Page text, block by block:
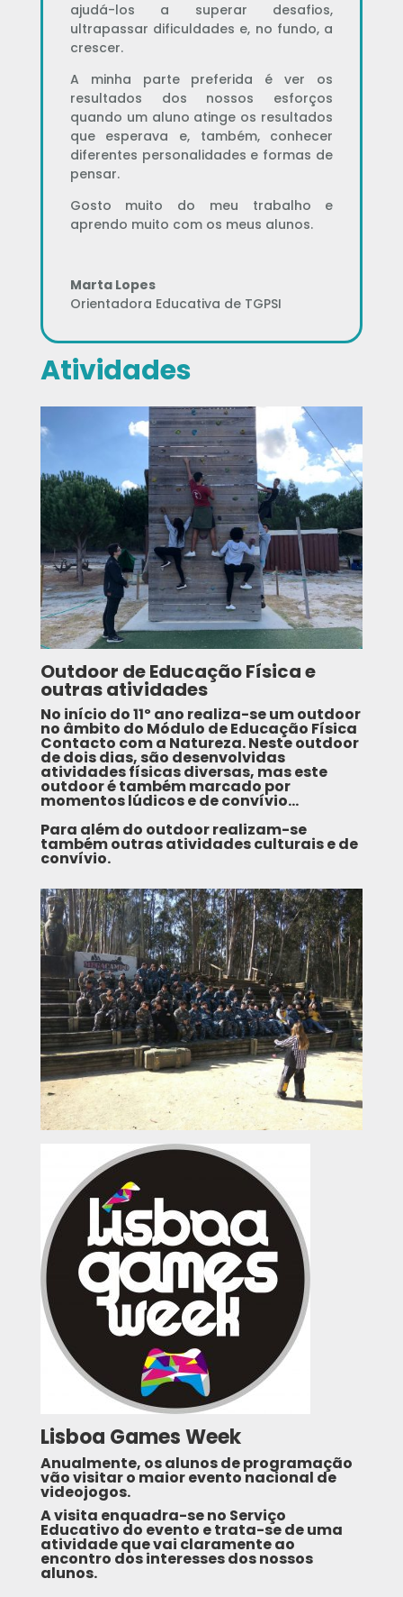
ajudá-los a superar desafios,
ultrapassar dificuldades e, no fundo, a
crescer.
A minha parte preferida é ver os
resultados dos nossos esforços
quando um aluno atinge os resultados
que esperava e, também, conhecer
diferentes personalidades e formas de
pensar.
Gosto muito do meu trabalho e
aprendo muito com os meus alunos.
Marta Lopes
Orientadora Educativa de TGPSI
Atividades
Outdoor de Educação Física e
outras atividades
No início do 11º ano realiza-se um outdoor
no âmbito do Módulo de Educação Física
Contacto com a Natureza. Neste outdoor
de dois dias, são desenvolvidas
atividades físicas diversas, mas este
outdoor é também marcado por
momentos lúdicos e de convívio…
Para além do outdoor realizam-se
também outras atividades culturais e de
convívio.
Lisboa Games Week
Anualmente, os alunos de programação
vão visitar o maior evento nacional de
videojogos.
A visita enquadra-se no Serviço
Educativo do evento e trata-se de uma
atividade que vai claramente ao
encontro dos interesses dos nossos
alunos.